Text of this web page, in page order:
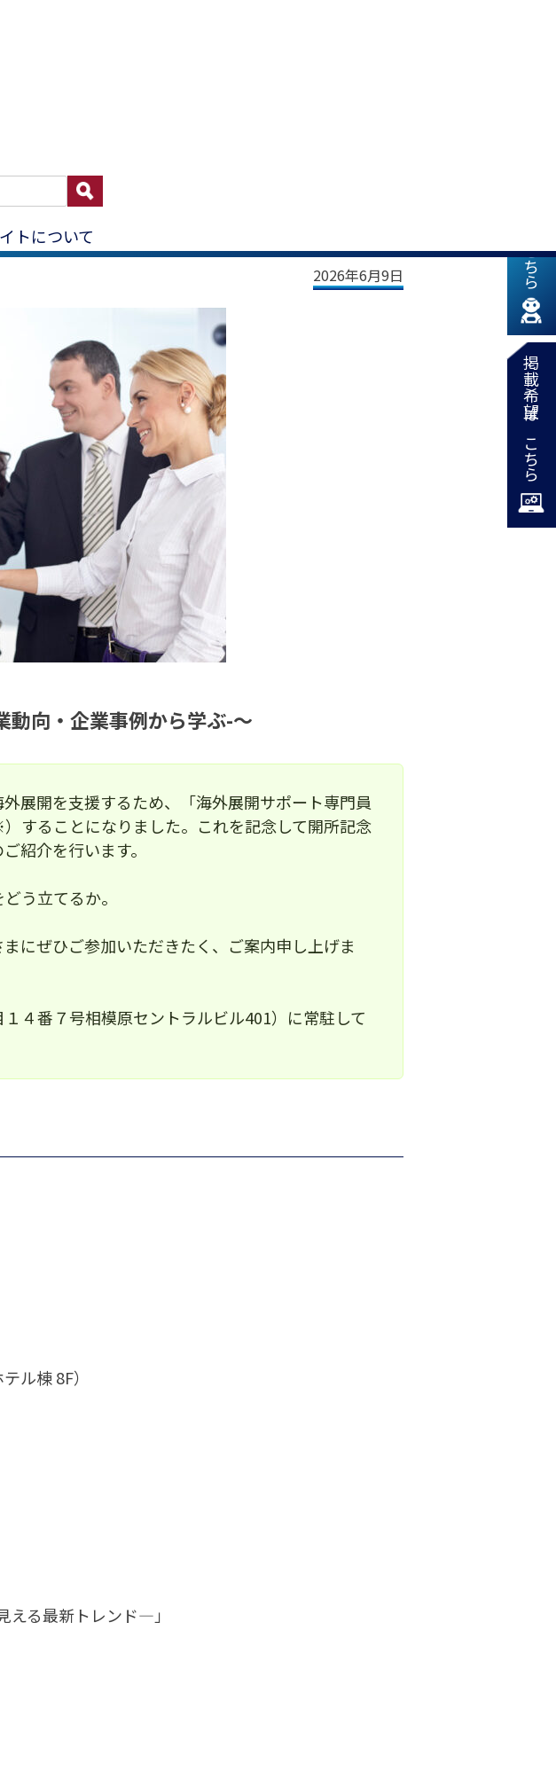
トについて
窓口さがみはら開所記念セミナー
2026年6月9日
動向‧企業事例から学ぶ-～
展開を支援するため、「海外展開サポート専門員
することになりました。これを記念して開所記念
紹介を行います。
う立てるか。
にぜひご参加いただきたく、ご案内申し上げま
４番７号相模原セントラルビル401）に常駐して
ル棟 8F）
える最新トレンド―」
新着情報はこちら
掲載希望はこちら